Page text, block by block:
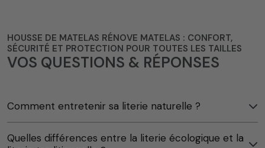
HOUSSE DE MATELAS RÉNOVE MATELAS : CONFORT,
SÉCURITÉ ET PROTECTION POUR TOUTES LES TAILLES
VOS QUESTIONS & RÉPONSES
Comment entretenir sa literie naturelle ?
Quelles différences entre la literie écologique et la